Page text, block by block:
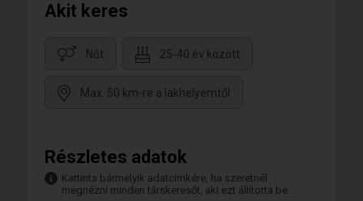
Akit keres
Nőt 25-40 év között
Max. 50 km-re a lakhelyemtől
Részletes adatok
Kattints bármelyik adatcímkére, ha szeretnél
megnézni minden társkeresőt, aki ezt állította be.